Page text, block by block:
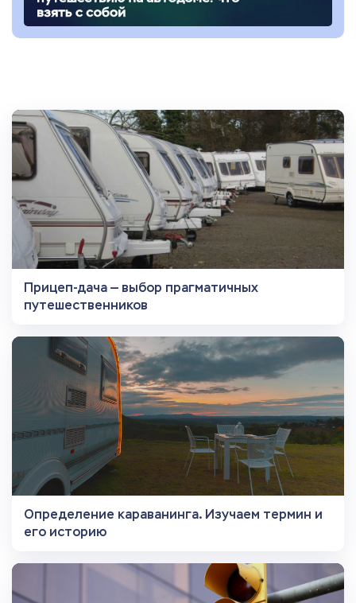
Прицеп-дача — выбор прагматичных
путешественников
Определение караванинга. Изучаем термин и
его историю